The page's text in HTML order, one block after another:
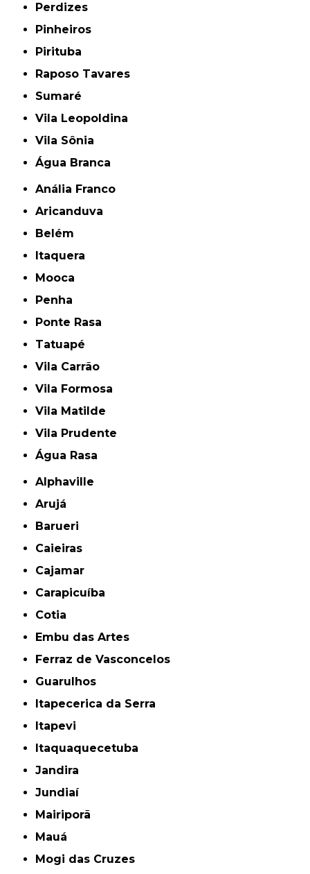
Perdizes
Pinheiros
Pirituba
Raposo Tavares
Sumaré
Vila Leopoldina
Vila Sônia
Água Branca
Anália Franco
Aricanduva
Belém
Itaquera
Mooca
Penha
Ponte Rasa
Tatuapé
Vila Carrão
Vila Formosa
Vila Matilde
Vila Prudente
Água Rasa
Alphaville
Arujá
Barueri
Caieiras
Cajamar
Carapicuíba
Cotia
Embu das Artes
Ferraz de Vasconcelos
Guarulhos
Itapecerica da Serra
Itapevi
Itaquaquecetuba
Jandira
Jundiaí
Mairiporã
Mauá
Mogi das Cruzes